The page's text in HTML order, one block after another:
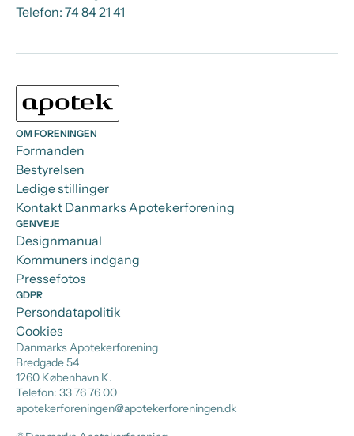
Telefon: 74 84 21 41
Danmarks Apotekerforening
Bredgade 54
1260 København K.
Telefon: 33 76 76 00
apotekerforeningen@apotekerforeningen.dk
OM FORENINGEN
Formanden
Bestyrelsen
Ledige stillinger
Kontakt Danmarks Apotekerforening
GENVEJE
Designmanual
Kommuners indgang
Pressefotos
GDPR
Persondatapolitik
Cookies